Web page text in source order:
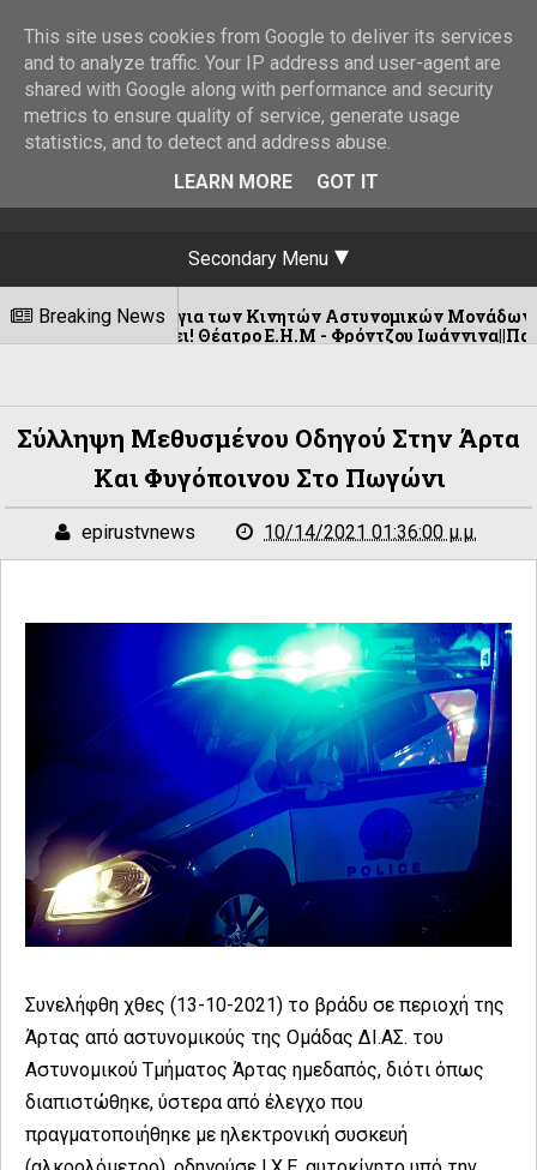
Secondary Menu
Breaking News
των Κινητών Αστυνομικών Μονάδων στην Ήπειρο
Θέατρο Ε.Η.Μ - Φρόντζου Ιωάννινα||Παρασκευή 18
Σύλληψη Μεθυσμένου Οδηγού Στην Άρτα
Και Φυγόποινου Στο Πωγώνι
epirustvnews 10/14/2021 01:36:00 μ.μ.
Συνελήφθη χθες (13-10-2021) το βράδυ σε περιοχή της
Άρτας από αστυνομικούς της Ομάδας ΔΙ.ΑΣ. του
Αστυνομικού Τμήματος Άρτας ημεδαπός, διότι όπως
διαπιστώθηκε, ύστερα από έλεγχο που
πραγματοποιήθηκε με ηλεκτρονική συσκευή
This site uses cookies from Google to deliver its services
and to analyze traffic. Your IP address and user-agent are
shared with Google along with performance and security
metrics to ensure quality of service, generate usage
statistics, and to detect and address abuse.
LEARN MORE
GOT IT